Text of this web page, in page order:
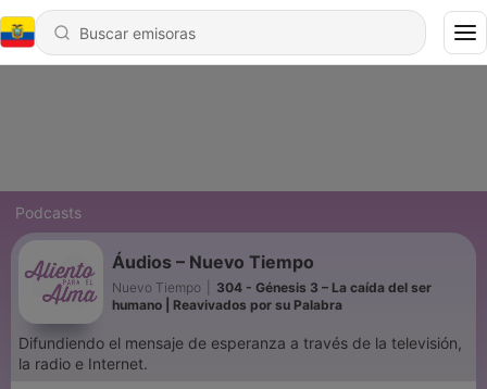
Podcasts
Áudios – Nuevo Tiempo
Nuevo Tiempo
304 - Génesis 3 – La caída del ser
humano | Reavivados por su Palabra
Difundiendo el mensaje de esperanza a través de la televisión,
la radio e Internet.